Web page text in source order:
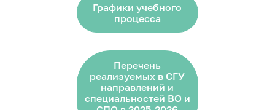
Графики учебного
процесса
Перечень
реализуемых в СГУ
направлений и
специальностей ВО и